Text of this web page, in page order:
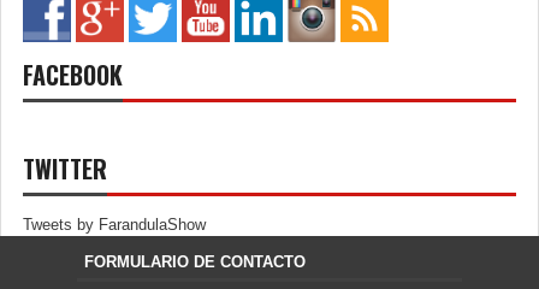
FACEBOOK
TWITTER
Tweets by FarandulaShow
FORMULARIO DE CONTACTO